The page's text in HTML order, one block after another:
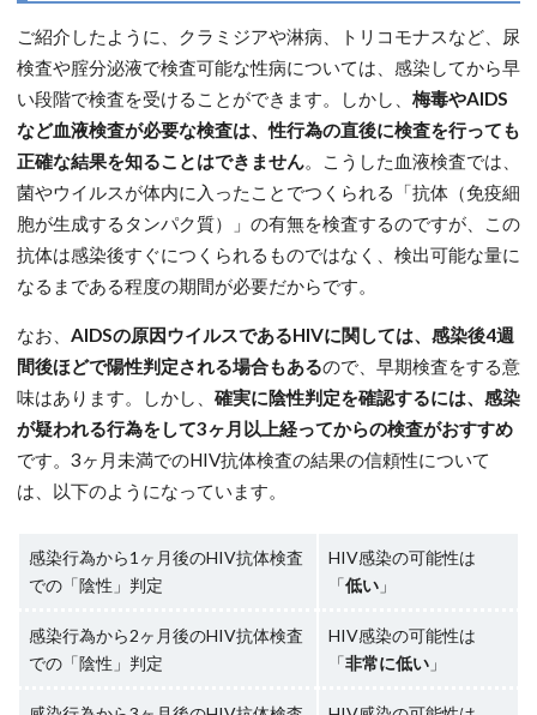
ご紹介したように、クラミジアや淋病、トリコモナスなど、尿
検査や腟分泌液で検査可能な性病については、感染してから早
い段階で検査を受けることができます。しかし、 梅毒やAIDS
など血液検査が必要な検査は、性行為の直後に検査を行っても
正確な結果を知ることはできません。こうした血液検査では、
菌やウイルスが体内に入ったことでつくられる「抗体（免疫細
胞が生成するタンパク質）」の有無を検査するのですが、この
抗体は感染後すぐにつくられるものではなく、検出可能な量に
なるまである程度の期間が必要だからです。
なお、 AIDSの原因ウイルスであるHIVに関しては、感染後4週
間後ほどで陽性判定される場合もあるので、早期検査をする意
味はあります。しかし、 確実に陰性判定を確認するには、感染
が疑われる行為をして3ヶ月以上経ってからの検査がおすすめ
です。3ヶ月未満でのHIV抗体検査の結果の信頼性について
は、以下のようになっています。
感染行為から1ヶ月後のHIV抗体検査
での「陰性」判定
HIV感染の可能性は
「低い 」
感染行為から2ヶ月後のHIV抗体検査
での「陰性」判定
HIV感染の可能性は
「非常に低い 」